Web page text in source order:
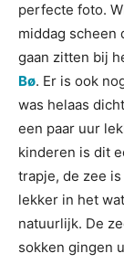
perfecte foto.
middag scheen
gaan zitten bij
Bø. Er is ook
was helaas
een paar uur
kinderen is dit
trapje, de zee
lekker in het
natuurlijk. De
sokken gingen